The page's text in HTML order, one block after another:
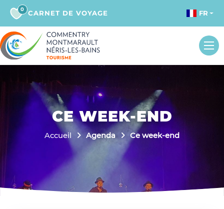
0 CARNET DE VOYAGE FR
CE WEEK-END
Accueil Agenda Ce week-end